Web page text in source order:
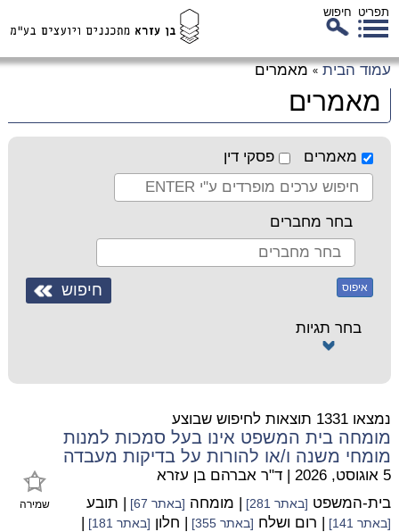
תפריט חיפוש
עמוד הבית » מאמרים
מאמרים
מאמרים פסקי דין
בחר מחברים
איפוס
בחר תגיות
נמצאו 1331 תוצאות לחיפוש שבוצע
מומחה בית המשפט אינו בעל סמכות למנות
מומחי משנה ו/או להורות על בדיקות מעבדה
שמירה
5 אוגוסט, 2026 | ד"ר אברהם בן עזרא
בית-המשפט [באתר 281] | מומחה [באתר 67] | תובע
[באתר 141] | רום ושלח [באתר 355] | חלון [באתר 181]
|